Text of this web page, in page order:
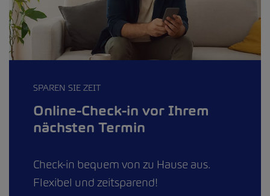
SPAREN SIE ZEIT
Online-Check-in vor Ihrem
nächsten Termin
Check-in bequem von zu Hause aus.
Flexibel und zeitsparend!